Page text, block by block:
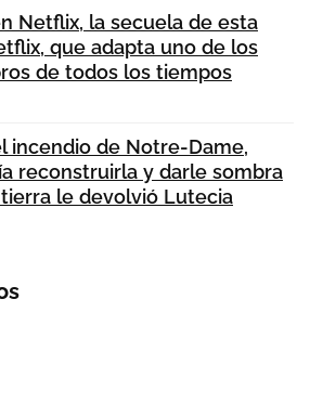
Netflix, la secuela de esta
que adapta uno de los
de todos los tiempos
incendio de Notre-Dame,
reconstruirla y darle sombra
le devolvió Lutecia